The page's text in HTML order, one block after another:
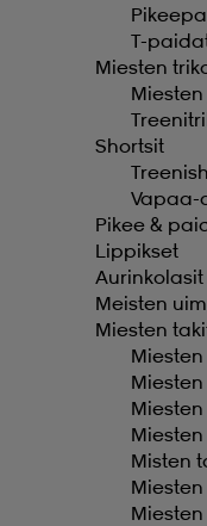
T-
Miesten
Shortsit
Vapaa-
Pikee &
Lippikset
Aurinkolasit
Meisten
Miesten
Misten